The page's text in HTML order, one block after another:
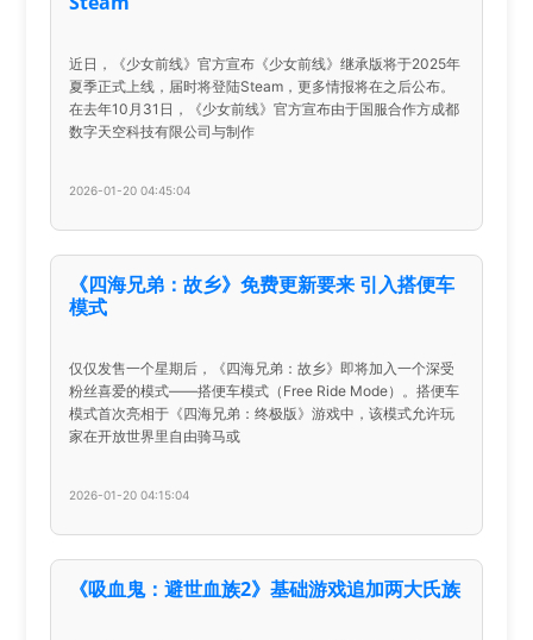
近日，《少女前线》官方宣布《少女前线》继承版将于2025年
夏季正式上线，届时将登陆Steam，更多情报将在之后公布。
在去年10月31日，《少女前线》官方宣布由于国服合作方成都
数字天空科技有限公司与制作
2026-01-20 04:45:04
《四海兄弟：故乡》免费更新要来 引入搭便车
模式
仅仅发售一个星期后，《四海兄弟：故乡》即将加入一个深受
粉丝喜爱的模式——搭便车模式（Free Ride Mode）。搭便车
模式首次亮相于《四海兄弟：终极版》游戏中，该模式允许玩
家在开放世界里自由骑马或
2026-01-20 04:15:04
《吸血鬼：避世血族2》基础游戏追加两大氏族